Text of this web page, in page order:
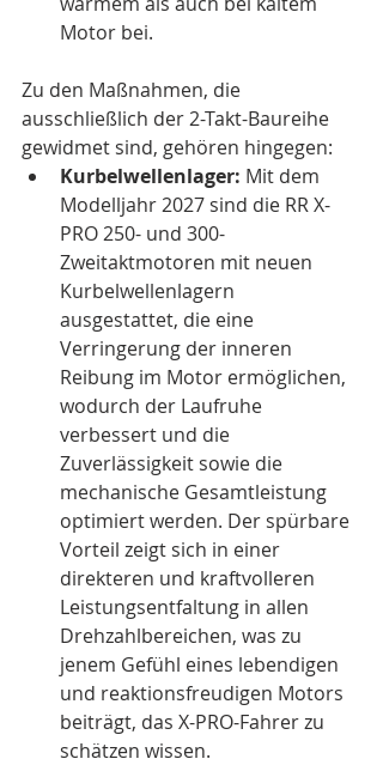
Motor bei.
Zu den Maßnahmen, die
ausschließlich der 2-Takt-Baureihe
gewidmet sind, gehören hingegen:
Kurbelwellenlager: Mit dem
Modelljahr 2027 sind die RR X-
PRO 250- und 300-
Zweitaktmotoren mit neuen
Kurbelwellenlagern
ausgestattet, die eine
Verringerung der inneren
Reibung im Motor ermöglichen,
wodurch der Laufruhe
verbessert und die
Zuverlässigkeit sowie die
mechanische Gesamtleistung
optimiert werden. Der spürbare
Vorteil zeigt sich in einer
direkteren und kraftvolleren
Leistungsentfaltung in allen
Drehzahlbereichen, was zu
jenem Gefühl eines lebendigen
und reaktionsfreudigen Motors
beiträgt, das X-PRO-Fahrer zu
schätzen wissen.